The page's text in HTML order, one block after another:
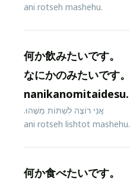
ani rotseh mashehu.
何か飲みたいです。
なにかのみたいです。
nanikanomitaidesu.
אֲנִי רוֹצֶה לִשְׁתּוֹת מַשֶּׁהוּ.
ani rotseh lishtot mashehu.
何か食べたいです。